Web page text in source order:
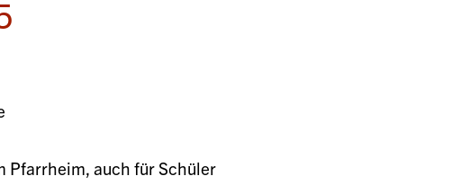
Pfarrheim, auch für Schüler